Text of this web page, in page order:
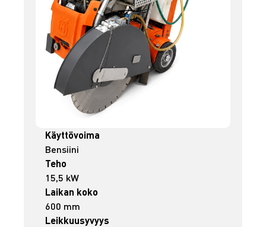
Käyttövoima
Bensiini
Teho
15,5 kW
Laikan koko
600 mm
Leikkuusyvyys